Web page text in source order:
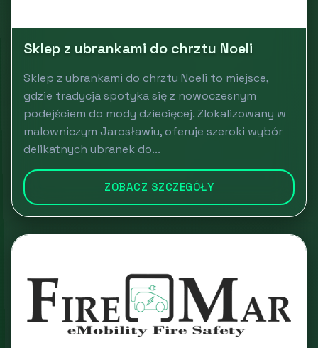
Sklep z ubrankami do chrztu Noeli
Sklep z ubrankami do chrztu Noeli to miejsce,
gdzie tradycja spotyka się z nowoczesnym
podejściem do mody dziecięcej. Zlokalizowany w
malowniczym Jarosławiu, oferuje szeroki wybór
delikatnych ubranek do...
ZOBACZ SZCZEGÓŁY